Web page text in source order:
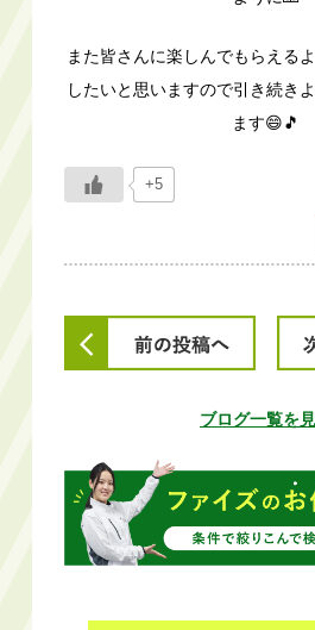
また皆さんに楽しんでもらえる
したいと思いますので引き続き
ます😄🎵
+5
ブログ一覧を